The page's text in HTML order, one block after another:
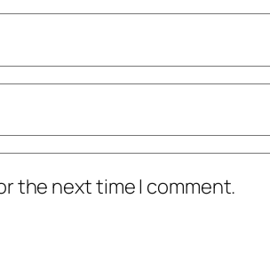
the next time I comment.